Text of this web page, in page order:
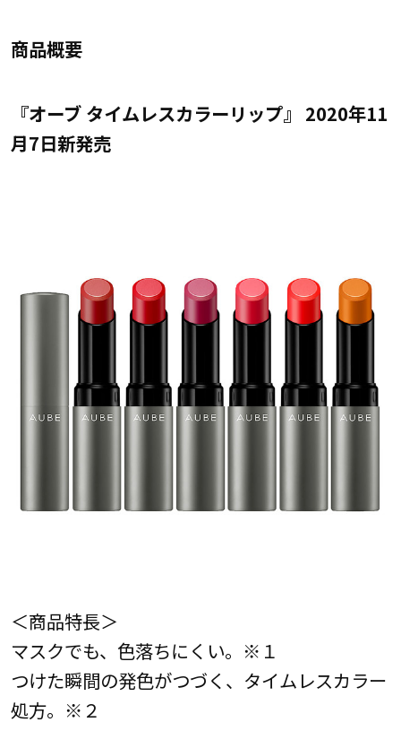
商品概要
『オーブ タイムレスカラーリップ』 2020年11
月7日新発売
＜商品特長＞
マスクでも、色落ちにくい。※１
つけた瞬間の発色がつづく、タイムレスカラー
処方。※２